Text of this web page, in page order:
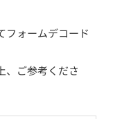
フォームデコード
、ご参考くださ